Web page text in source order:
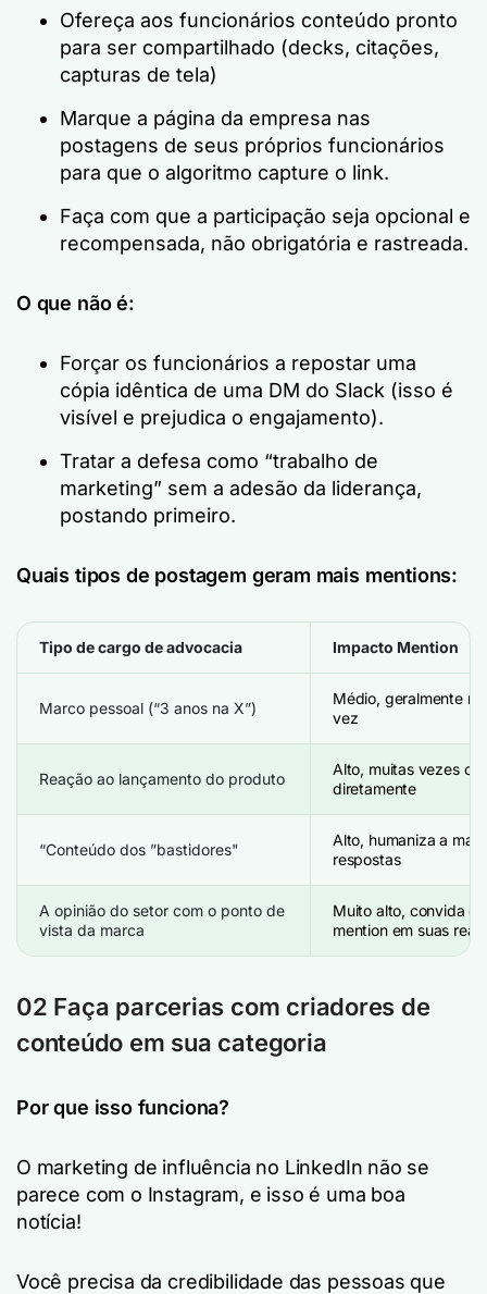
Ofereça aos funcionários conteúdo pronto
para ser compartilhado (decks, citações,
capturas de tela)
Marque a página da empresa nas
postagens de seus próprios funcionários
para que o algoritmo capture o link.
Faça com que a participação seja opcional e
recompensada, não obrigatória e rastreada.
O que não é:
Forçar os funcionários a repostar uma
cópia idêntica de uma DM do Slack (isso é
visível e prejudica o engajamento).
Tratar a defesa como “trabalho de
marketing” sem a adesão da liderança,
postando primeiro.
Quais tipos de postagem geram mais mentions:
Tipo de cargo de advocacia Impacto Mention
Marco pessoal (“3 anos na X”)
Médio, geralmente
vez
Reação ao lançamento do produto
Alto, muitas vezes
diretamente
“Conteúdo dos ”bastidores"
Alto, humaniza a
respostas
A opinião do setor com o ponto de
vista da marca
Muito alto, convida
mention em suas
02 Faça parcerias com criadores de
conteúdo em sua categoria
Por que isso funciona?
O marketing de influência no LinkedIn não se
parece com o Instagram, e isso é uma boa
notícia!
Você precisa da credibilidade das pessoas que